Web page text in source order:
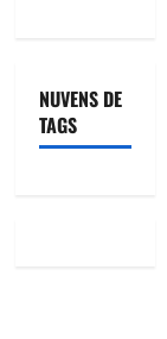
NUVENS DE
TAGS